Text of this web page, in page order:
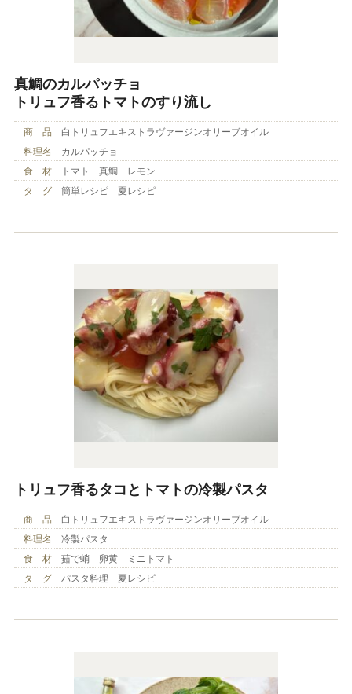
真鯛のカルパッチョ
トリュフ香るトマトのすり流し
商 品
白トリュフエキストラヴァージンオリーブオイル
料理名
カルパッチョ
食 材
トマト 真鯛 レモン
タ グ
簡単レシピ 夏レシピ
トリュフ香るタコとトマトの冷製パスタ
商 品
白トリュフエキストラヴァージンオリーブオイル
料理名
冷製パスタ
食 材
茹で蛸 卵黄 ミニトマト
タ グ
パスタ料理 夏レシピ